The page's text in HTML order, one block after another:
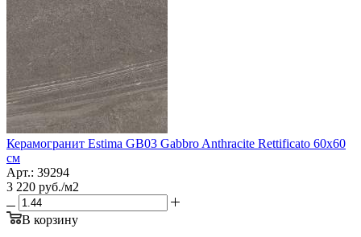
Керамогранит Estima GB03 Gabbro Anthracite Rettificato 60x60
см
Арт.: 39294
3 220 руб./м2
В корзину